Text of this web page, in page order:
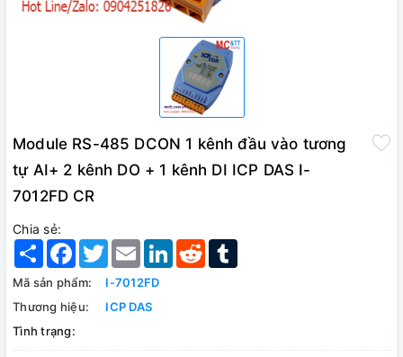
Module RS-485 DCON 1 kênh đầu vào tương
tự AI+ 2 kênh DO + 1 kênh DI ICP DAS I-
7012FD CR
Chia sẻ:
Share Facebook
TwitterEmail LinkedInReddit
Mã sản phẩm:
I-7012FD
Thương hiệu:
ICP DAS
Tình trạng: